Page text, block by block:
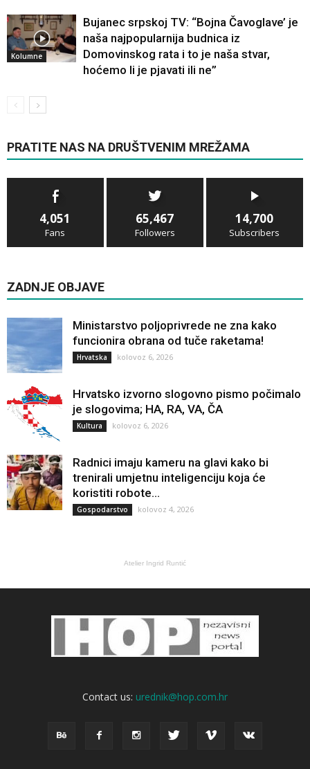
Kolumne
Bujanec srpskoj TV: “Bojna Čavoglave’ je
naša najpopularnija budnica iz
Domovinskog rata i to je naša stvar,
hoćemo li je pjavati ili ne”
PRATITE NAS NA DRUŠTVENIM MREŽAMA
4,051
Fans
65,467
Followers
14,700
Subscribers
ZADNJE OBJAVE
Ministarstvo poljoprivrede ne zna kako
funcionira obrana od tuče raketama!
Hrvatska kolovoz 6, 2026
Hrvatsko izvorno slogovno pismo počimalo
je slogovima; HA, RA, VA, ČA
Kultura kolovoz 6, 2026
Radnici imaju kameru na glavi kako bi
trenirali umjetnu inteligenciju koja će
koristiti robote...
Gospodarstvo kolovoz 4, 2026
Atelier Ingrid Runtić
Contact us: urednik@hop.com.hr